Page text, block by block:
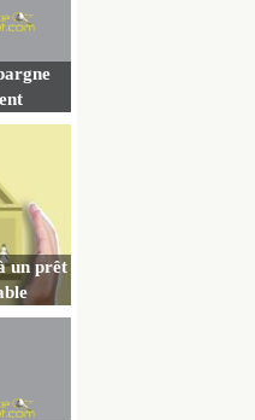
un prêt